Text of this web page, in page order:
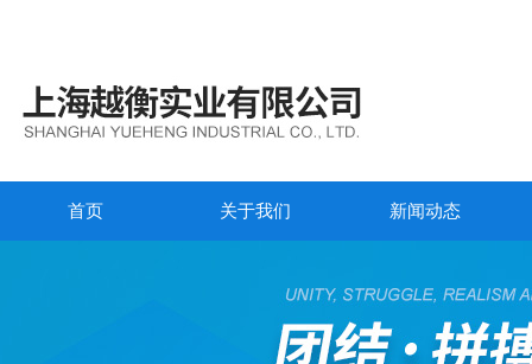
首页 关于我们 新闻动态